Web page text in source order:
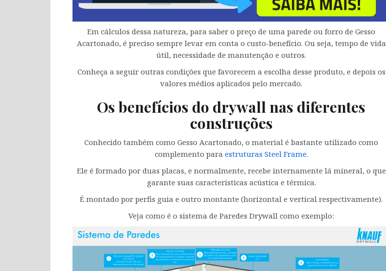
Em cálculos dessa natureza, para saber o preço de uma parede ou forro de Gesso
Acartonado, é preciso sempre levar em conta o custo-benefício. Ou seja, tempo de vida
útil, necessidade de manutenção e outros.
Conheça a seguir outras condições que favorecem a escolha desse produto, e depois os
valores médios aplicados pelo mercado.
Os benefícios do drywall nas diferentes
construções
Conhecido também como Gesso Acartonado, o material é bastante utilizado como
complemento para estruturas Steel Frame.
Ele é formado por duas placas, e normalmente, recebe internamente lá mineral, o que
garante suas características acústica e térmica.
É montado por perfis guia e outro montante (horizontal e vertical respectivamente).
Veja como é o sistema de Paredes Drywall como exemplo: